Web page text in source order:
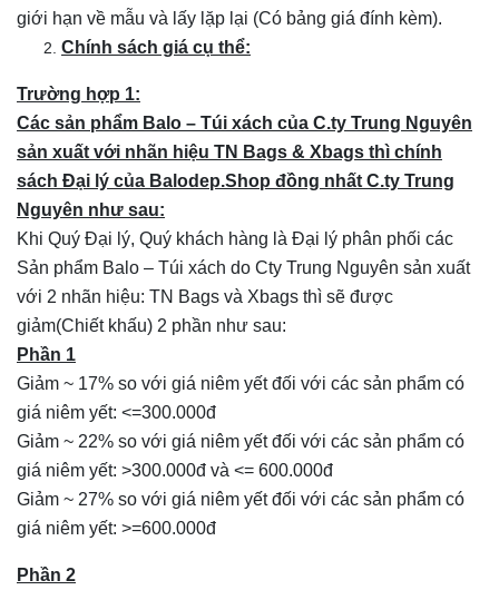
giới hạn về mẫu và lấy lặp lại (Có bảng giá đính kèm).
Chính sách giá cụ thể:
Trường hợp 1:
Các sản phẩm Balo – Túi xách của C.ty Trung Nguyên
sản xuất với nhãn hiệu TN Bags & Xbags thì chính
sách Đại lý của Balodep.Shop đồng nhất C.ty Trung
Nguyên như sau:
Khi Quý Đại lý, Quý khách hàng là Đại lý phân phối các
Sản phẩm Balo – Túi xách do Cty Trung Nguyên sản xuất
với 2 nhãn hiệu: TN Bags và Xbags thì sẽ được
giảm(Chiết khấu) 2 phần như sau:
Phần 1
Giảm ~ 17% so với giá niêm yết đối với các sản phẩm có
giá niêm yết: <=300.000đ
Giảm ~ 22% so với giá niêm yết đối với các sản phẩm có
giá niêm yết: >300.000đ và <= 600.000đ
Giảm ~ 27% so với giá niêm yết đối với các sản phẩm có
giá niêm yết: >=600.000đ
Phần 2